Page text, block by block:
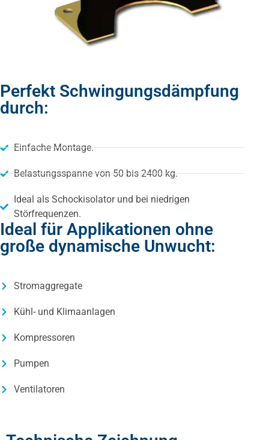
Perfekt Schwingungsdämpfung
durch:
Einfache Montage.
Belastungsspanne von 50 bis 2400 kg.
Ideal als Schockisolator und bei niedrigen
Störfrequenzen.
Ideal für Applikationen ohne
große dynamische Unwucht:
Stromaggregate
Kühl- und Klimaanlagen
Kompressoren
Pumpen
Ventilatoren